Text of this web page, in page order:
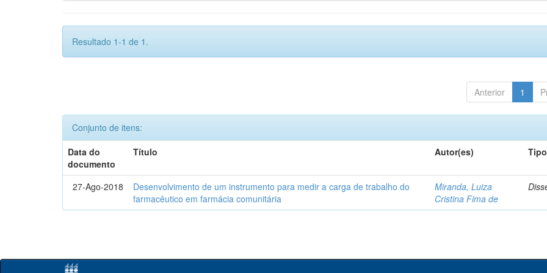
Resultado 1-1 de 1.
Anterior 1
Conjunto de itens:
Data do
documento
Título Autor(es) Tipo
27-Ago-2018
Desenvolvimento de um instrumento para medir a carga de trabalho do
farmacêutico em farmácia comunitária
Miranda, Luiza
Cristina Fima de